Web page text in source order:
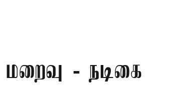
மறைவு - நடிகை